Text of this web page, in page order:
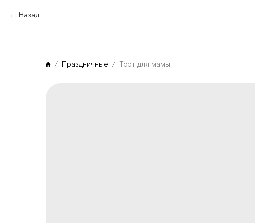
Назад
Праздничные Торт для мамы